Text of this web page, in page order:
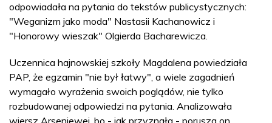
odpowiadała na pytania do tekstów publicystycznych:
"Weganizm jako moda" Nastasii Kachanowicz i
"Honorowy wieszak" Olgierda Bacharewicza.
Uczennica hajnowskiej szkoły Magdalena powiedziała
PAP, że egzamin "nie był łatwy", a wiele zagadnień
wymagało wyrażenia swoich poglądów, nie tylko
rozbudowanej odpowiedzi na pytania. Analizowała
wiersz Arseniewej, bo - jak przyznała - porusza on